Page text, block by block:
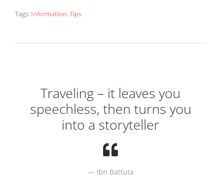
Tags: Information,Tips
Traveling – it leaves you
speechless, then turns you
into a storyteller
Ibn Battuta